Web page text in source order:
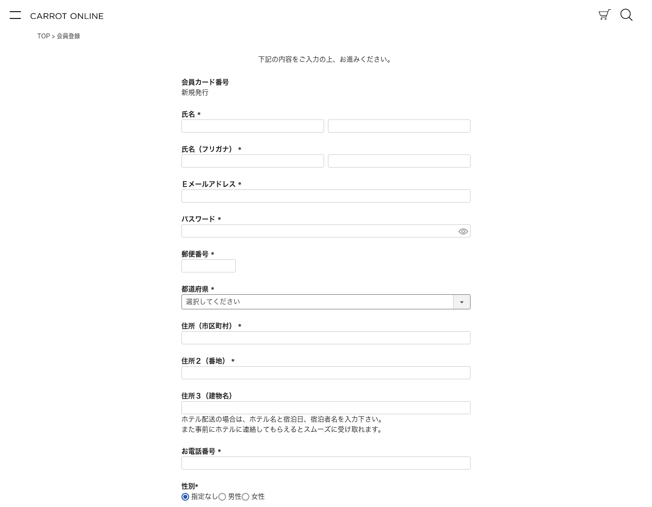
TOP 会員登録
下記の内容をご入力の上、お進みください。
会員カード番号
新規発行
氏名
須
氏名（フリガナ）
須
Ｅメールアドレス
パスワード
郵便番号
須
都道府県
(
須
)
住所（市区町村）
住所２（番地）
住所３（建物名）
ホテル配送の場合は、ホテル名と宿泊日、宿泊者名を入力下さい。
また事前にホテルに連絡してもらえるとスムーズに受け取れます。
お電話番号
)
性別
(
指定なし 男性 女性